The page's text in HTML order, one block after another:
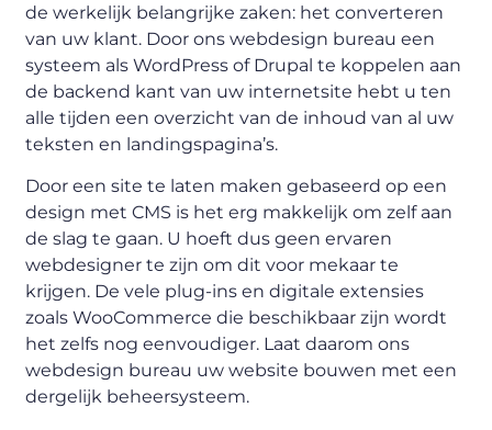
de werkelijk belangrijke zaken: het converteren
van uw klant. Door ons webdesign bureau een
systeem als WordPress of Drupal te koppelen aan
de backend kant van uw internetsite hebt u ten
alle tijden een overzicht van de inhoud van al uw
teksten en landingspagina’s.
Door een site te laten maken gebaseerd op een
design met CMS is het erg makkelijk om zelf aan
de slag te gaan. U hoeft dus geen ervaren
webdesigner te zijn om dit voor mekaar te
krijgen. De vele plug-ins en digitale extensies
zoals WooCommerce die beschikbaar zijn wordt
het zelfs nog eenvoudiger. Laat daarom ons
webdesign bureau uw website bouwen met een
dergelijk beheersysteem.